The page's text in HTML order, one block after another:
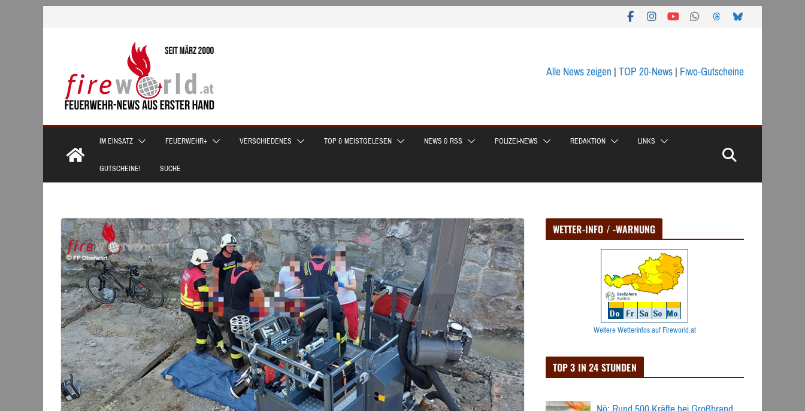
Alle News zeigen|TOP 20-News|Fiwo-Gutscheine
IM EINSATZ FEUERWEHR+ VERSCHIEDENES TOP & MEISTGELESEN NEWS & RSS POLIZEI-NEWS REDAKTION LINKS
GUTSCHEINE! SUCHE
WETTER-INFO / -WARNUNG
Weitere Wetterinfos auf Fireworld.at
TOP 3 IN 24 STUNDEN